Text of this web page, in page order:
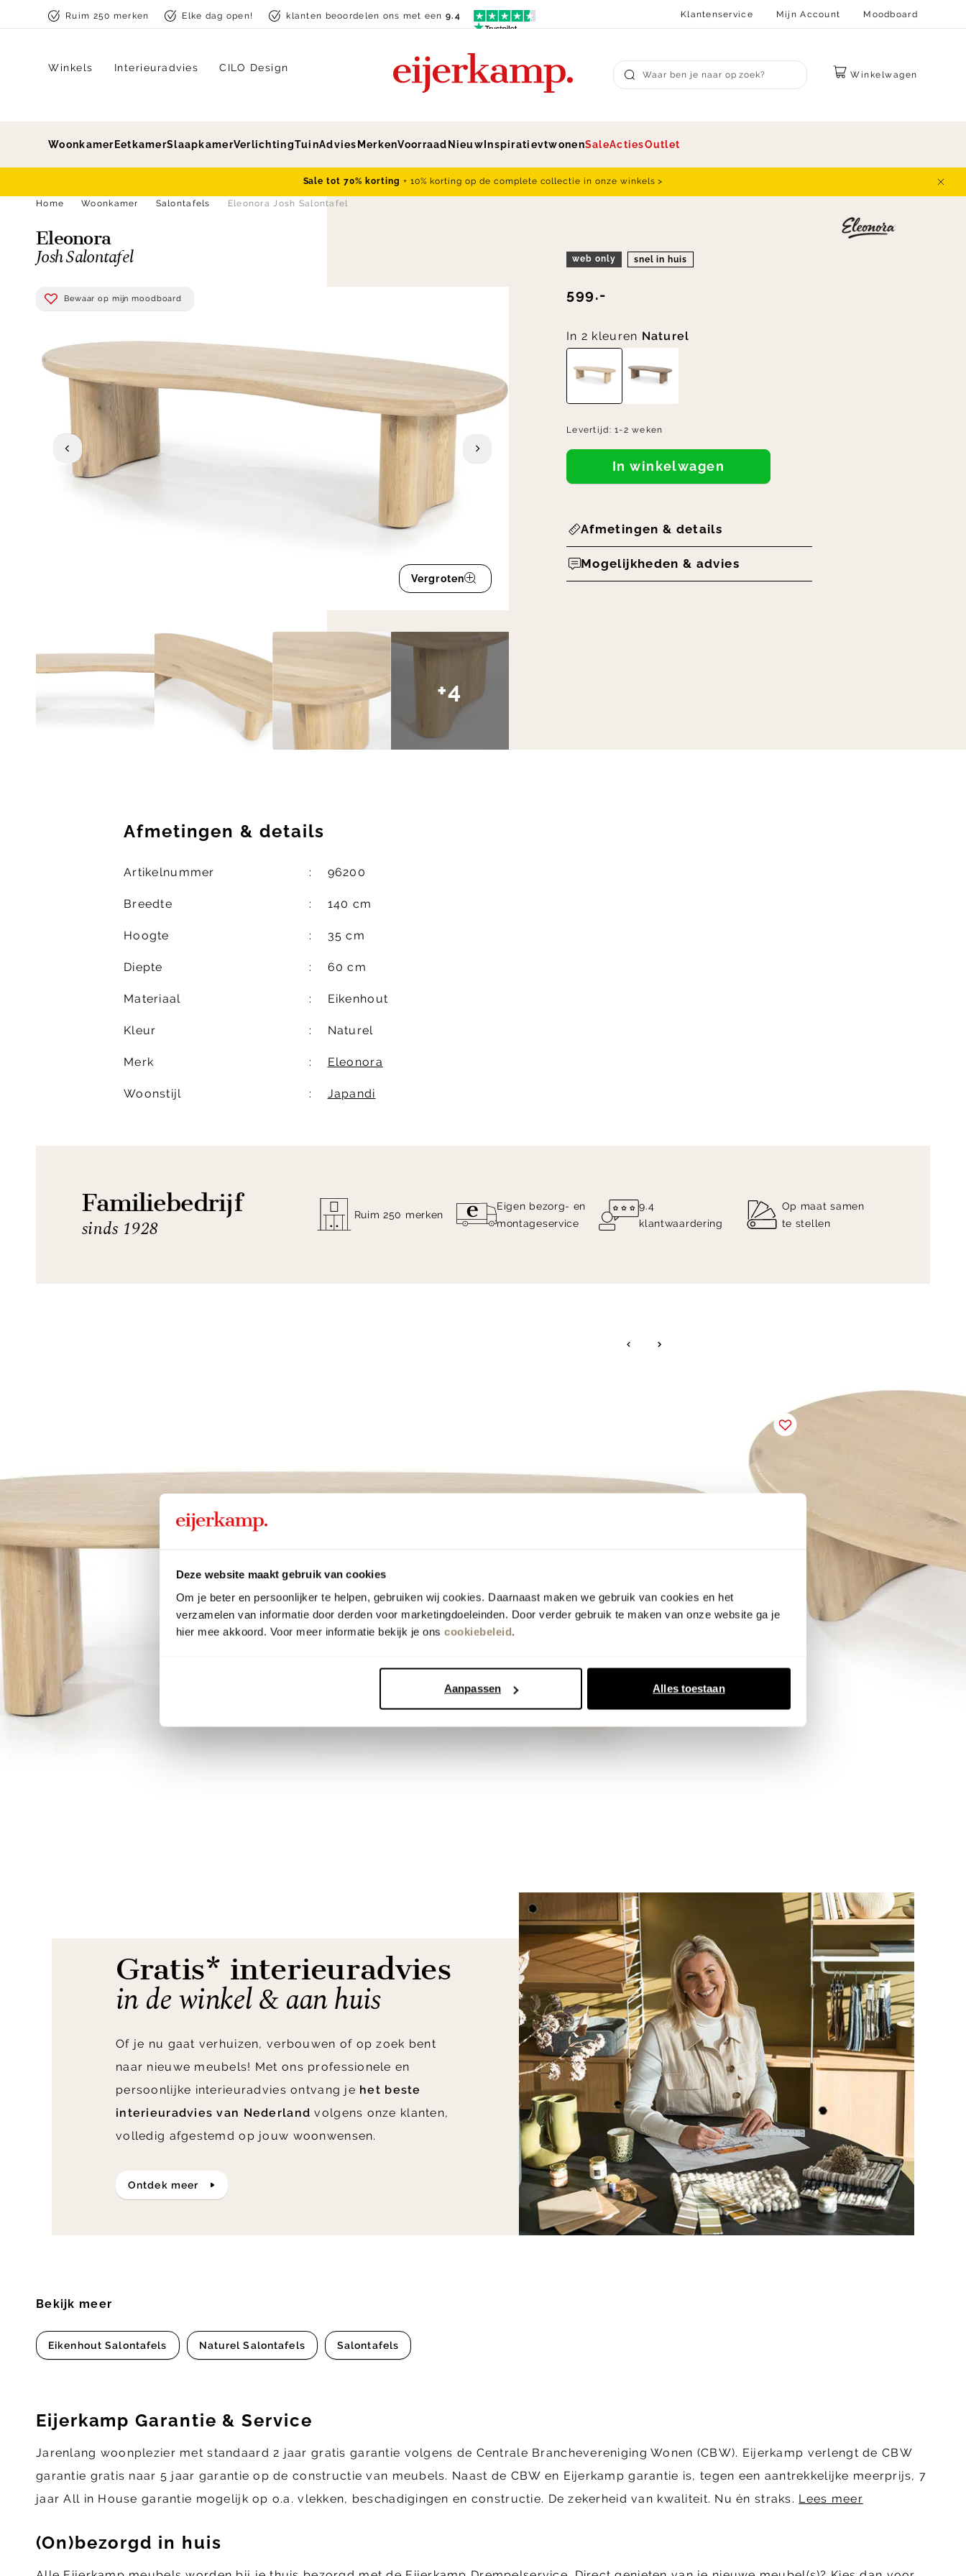
Deze website maakt gebruik van cookies
Om je beter en persoonlijker te helpen, gebruiken wij cookies. Daarnaast maken we gebruik van cookies en het
verzamelen van informatie door derden voor marketingdoeleinden. Door verder gebruik te maken van onze website ga je
hier mee akkoord. Voor meer informatie bekijk je ons cookiebeleid.
Aanpassen Alles toestaan
Skip to contentRuim 250 merken Elke dag open! klanten beoordelen ons met een9.4 Klantenservice Mijn Account Moodboard
Submit search
Winkelwagen
Winkels Interieuradvies CILO Design
Woonkamer EetkamerSlaapkamerVerlichtingTuinAdvies MerkenVoorraad Nieuw InspiratievtwonenSaleActiesOutlet
Sale tot 70% korting + 10% korting op de complete collectie in onze winkels >
Home
Woonkamer Salontafels Eleonora Josh Salontafel
Eleonora
Josh Salontafel
Bewaar op mijn moodboard
Vergroten
+4
web only snel in huis
599.-
In 2 kleuren Naturel
Levertijd:1-2 weken
In winkelwagen
Afmetingen & details
Mogelijkheden & advies
Afmetingen & details
Artikelnummer 96200
Breedte 140 cm
Hoogte 35 cm
Diepte 60 cm
Materiaal Eikenhout
Kleur Naturel
Merk Eleonora
Woonstijl Japandi
Familiebedrijf
sinds 1928
Ruim 250 merken
Eigen bezorg- en
montageservice
9.4
klantwaardering
Op maat samen
te stellen
Gratis* interieuradvies
in de winkel & aan huis
Of je nu gaat verhuizen, verbouwen of op zoek bent
naar nieuwe meubels! Met ons professionele en
persoonlijke interieuradvies ontvang je het beste
interieuradvies van Nederland volgens onze klanten,
volledig afgestemd op jouw woonwensen.
ontdek meer
Bekijk meer
Eikenhout Salontafels Naturel Salontafels Salontafels
Eijerkamp Garantie & Service
Jarenlang woonplezier met standaard 2 jaar gratis garantie volgens de Centrale Branchevereniging Wonen (CBW). Eijerkamp verlengt de CBW
garantie gratis naar 5 jaar garantie op de constructie van meubels. Naast de CBW en Eijerkamp garantie is, tegen een aantrekkelijke meerprijs, 7
jaar All in House garantie mogelijk op o.a. vlekken, beschadigingen en constructie. De zekerheid van kwaliteit. Nu én straks. Lees meer
(On)bezorgd in huis